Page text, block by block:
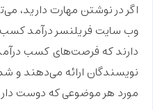
اگر در نوشتن مهارت دارید،
وب سایت فریلنسر درآمد
دارند که فرصت‌های کسب
نویسندگان ارائه می‌دهند و
مورد هر موضوعی که دوست